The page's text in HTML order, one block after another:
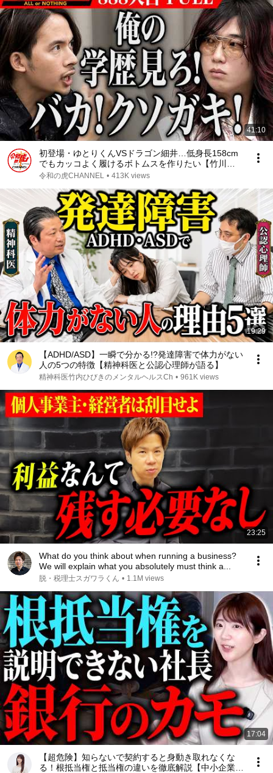
41:10
初登場・ゆとりくんVSドラゴン細井…低身長158cm
でもカッコよく履けるボトムスを作りたい【竹川
錬】[888人目]令和の虎【FULL】
令和の虎CHANNEL • 413K views
19:29
【ADHD/ASD】一瞬で分かる!?発達障害で体力がない
人の5つの特徴【精神科医と公認心理師が語る】
精神科医竹内ひびきのメンタルヘルスCh • 961K views
23:25
What do you think about when running a business?
We will explain what you absolutely must think a...
脱・税理士スガワラくん • 1.1M views
17:04
【超危険】知らないで契約すると身動き取れなくな
る！根抵当権と抵当権の違いを徹底解説【中小企業/